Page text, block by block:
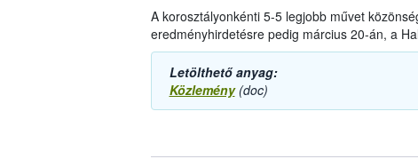
A korosztályonkénti 5-5 legjobb művet
eredményhirdetésre pedig március 20-án, a
Letölthető anyag:
Közlemény(doc)